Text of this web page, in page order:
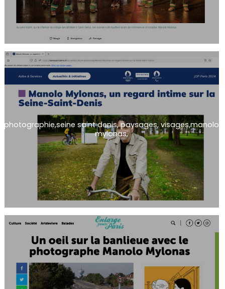
photographie,seine saint denis, paysages, visages,manolo
mylonas,